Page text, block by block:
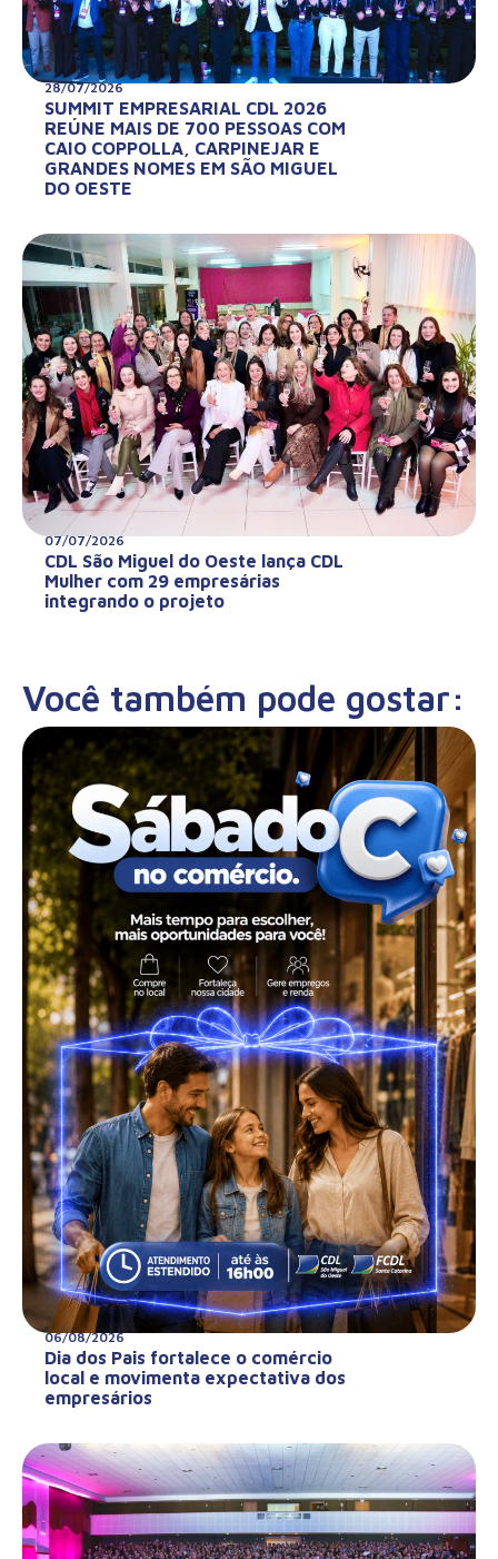
28/07/2026
SUMMIT EMPRESARIAL CDL 2026
REÚNE MAIS DE 700 PESSOAS COM
CAIO COPPOLLA, CARPINEJAR E
GRANDES NOMES EM SÃO MIGUEL
DO OESTE
07/07/2026
CDL São Miguel do Oeste lança CDL
Mulher com 29 empresárias
integrando o projeto
Você também pode gostar:
06/08/2026
Dia dos Pais fortalece o comércio
local e movimenta expectativa dos
empresários